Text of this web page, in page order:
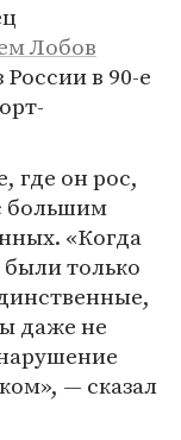
Лобов
в 90-е
где он рос,
большим
«Когда
только
даже не
— сказал